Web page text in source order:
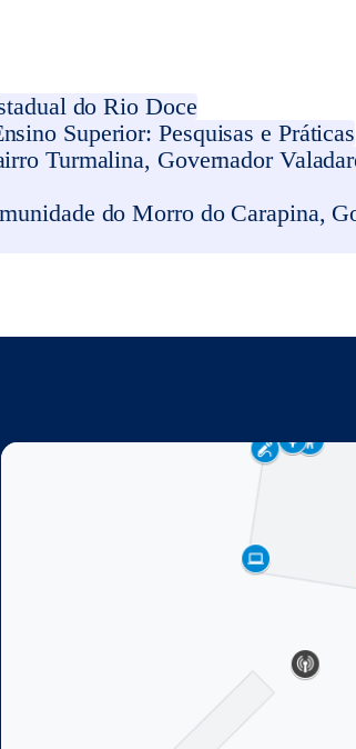
do Rio Doce
Superior: Pesquisas e Práticas
Turmalina, Governador
do Morro do Carapina,